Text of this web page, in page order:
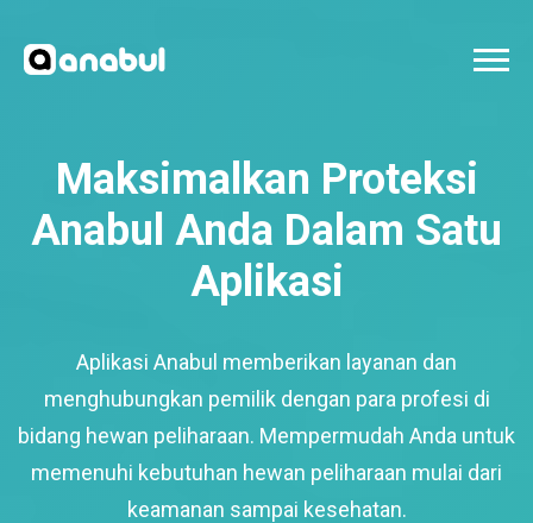
Maksimalkan Proteksi
Anabul Anda Dalam Satu
Aplikasi
Aplikasi Anabul memberikan layanan dan
menghubungkan pemilik dengan para profesi di
bidang hewan peliharaan. Mempermudah Anda untuk
memenuhi kebutuhan hewan peliharaan mulai dari
keamanan sampai kesehatan.